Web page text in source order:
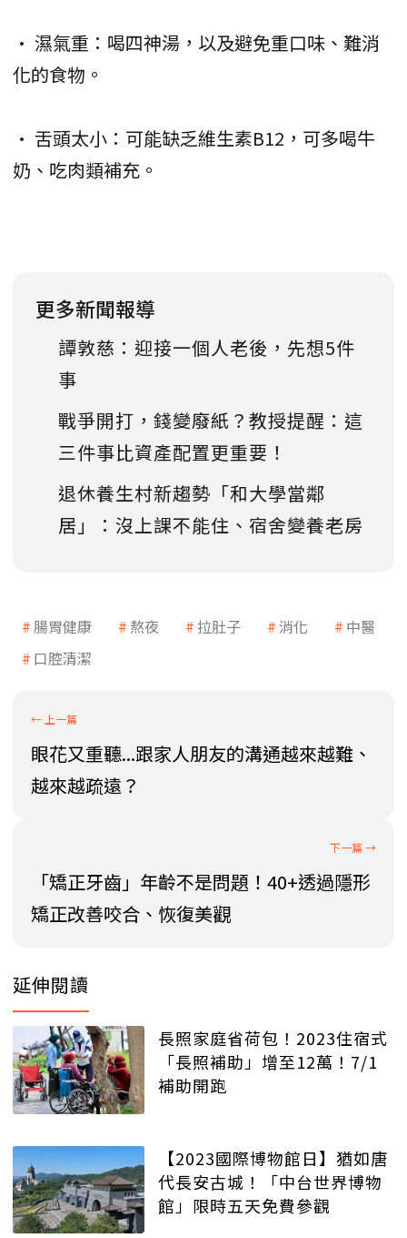
• 濕氣重：喝四神湯，以及避免重口味、難消
化的食物。
• 舌頭太小：可能缺乏維生素B12，可多喝牛
奶、吃肉類補充。
更多新聞報導
譚敦慈：迎接一個人老後，先想5件
事
戰爭開打，錢變廢紙？教授提醒：這
三件事比資產配置更重要！
退休養生村新趨勢「和大學當鄰
居」：沒上課不能住、宿舍變養老房
腸胃健康 熬夜 拉肚子 消化
中醫
口腔清潔
眼花又重聽...跟家人朋友的溝通越來越難、
越來越疏遠？
「矯正牙齒」年齡不是問題！40+透過隱形
矯正改善咬合、恢復美觀
延伸閱讀
長照家庭省荷包！2023住宿式
「長照補助」增至12萬！7/1
補助開跑
【2023國際博物館日】猶如唐
代長安古城！「中台世界博物
館」限時五天免費參觀